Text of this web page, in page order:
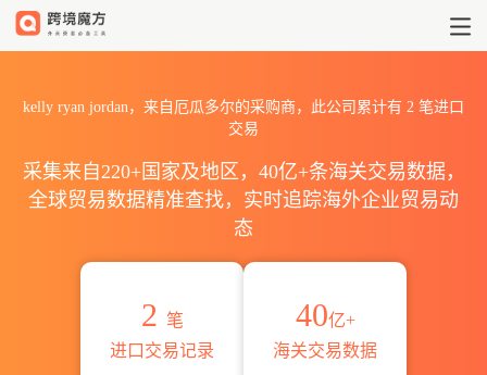
kelly ryan jordan，来自厄瓜多尔的采购商，此公司累计有 2 笔进口
交易
采集来自220+国家及地区，40亿+条海关交易数据，
全球贸易数据精准查找，实时追踪海外企业贸易动
态
2 笔
进口交易记录
40亿+
海关交易数据